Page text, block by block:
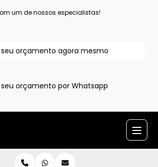
um de nossos especialistas!
seu orçamento agora mesmo
orçamento por Whatsapp